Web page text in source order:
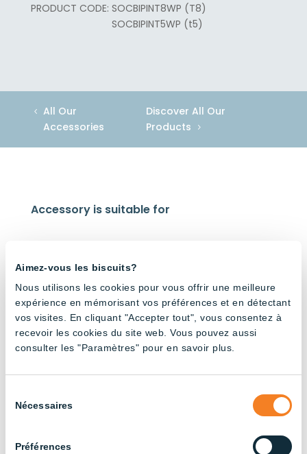
Aimez-vous les biscuits?
Nous utilisons les cookies pour vous offrir une meilleure
expérience en mémorisant vos préférences et en détectant
vos visites. En cliquant "Accepter tout", vous consentez à
recevoir les cookies du site web. Vous pouvez aussi
consulter les "Paramètres" pour en savoir plus.
duNécessaires
Préférences
SOCBIPINT8WP (T8)
SOCBIPINT5WP (t5)
All Our
Accessories
Discover All Our
Products
Accessory is suitable for
WP –
High
Lumen
Tubes
)
WP –
High
Lumen
Tubes
)
WP –
Tubes
(1x18W)